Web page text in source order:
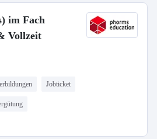
im Fach
Vollzeit
Jobticket